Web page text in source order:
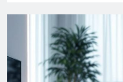
Les meilleures